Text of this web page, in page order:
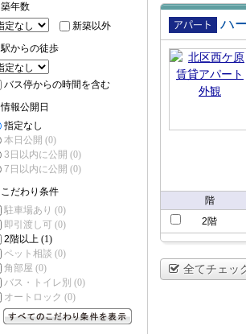
築年数
新築以外
駅からの徒歩
バス停からの時間を含む
情報公開日
指定なし
本日公開 (0)
3日以内に公開 (0)
7日以内に公開 (0)
こだわり条件
駐車場あり (0)
即引渡し可 (0)
2階以上 (1)
ペット相談 (0)
角部屋 (0)
バス・トイレ別 (0)
オートロック (0)
賃貸アパ
ート
ハ
階
2階
全てチェッ